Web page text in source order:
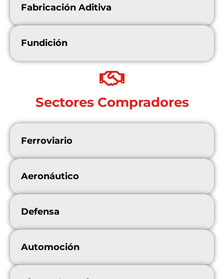
Fabricación Aditiva
Fundición
Sectores Compradores
Ferroviario
Aeronáutico
Defensa
Automoción